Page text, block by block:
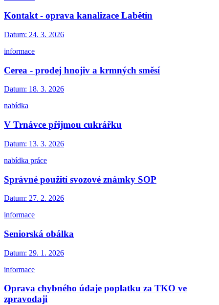
Kontakt - oprava kanalizace Labětín
Datum: 24. 3. 2026
informace
Cerea - prodej hnojiv a krmných směsí
Datum: 18. 3. 2026
nabídka
V Trnávce přijmou cukrářku
Datum: 13. 3. 2026
nabídka práce
Správné použití svozové známky SOP
Datum: 27. 2. 2026
informace
Seniorská obálka
Datum: 29. 1. 2026
informace
Oprava chybného údaje poplatku za TKO ve
zpravodaji